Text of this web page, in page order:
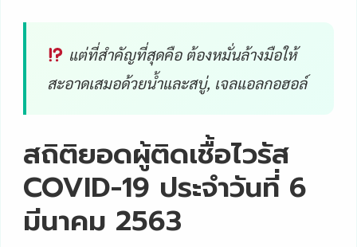
แต่ที่สำคัญที่สุดคือ ต้องหมั่นล้างมือให้
สะอาดเสมอด้วยน้ำและสบู่, เจลแอลกอฮอล์
สถิติยอดผู้ติดเชื้อไวรัส
COVID-19 ประจำวันที่ 6
มีนาคม 2563